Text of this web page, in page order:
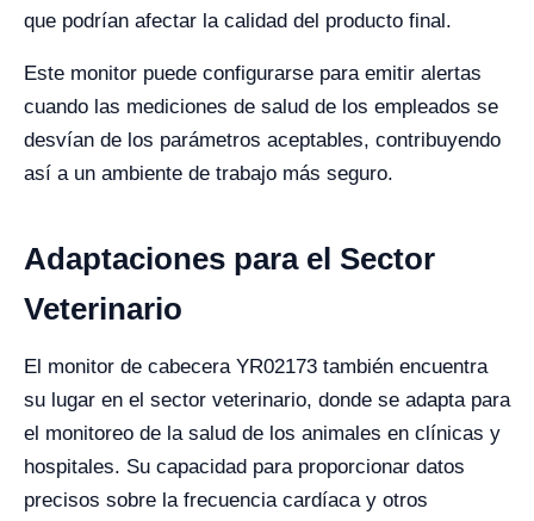
que podrían afectar la calidad del producto final.
Este monitor puede configurarse para emitir alertas
cuando las mediciones de salud de los empleados se
desvían de los parámetros aceptables, contribuyendo
así a un ambiente de trabajo más seguro.
Adaptaciones para el Sector
Veterinario
El monitor de cabecera YR02173 también encuentra
su lugar en el sector veterinario, donde se adapta para
el monitoreo de la salud de los animales en clínicas y
hospitales. Su capacidad para proporcionar datos
precisos sobre la frecuencia cardíaca y otros